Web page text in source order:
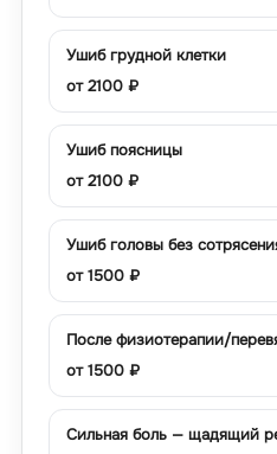
Ушиб грудной клетки
от2100 ₽
Ушиб поясницы
от2100 ₽
Ушиб головы без
от1500 ₽
После физиотерапии/
от1500 ₽
Сильная боль — щадящий